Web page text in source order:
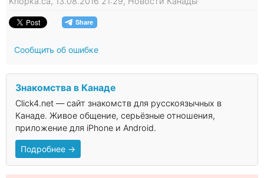
Сообщить об ошибке
Знакомства в Канаде
Click4.net — сайт знакомств для русскоязычных в
Канаде. Живое общение, серьёзные отношения,
приложение для iPhone и Android.
Подробнее →